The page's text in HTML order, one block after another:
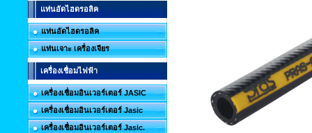
แท่นอัดไฮดรอลิค
แท่นอัดไฮดรอลิค
แท่นเจาะ เครื่องเจียร
เครื่องเชื่อมไฟฟ้า
เครื่องเชื่อมอินเวอร์เตอร์ JASIC
เครื่องเชื่อมอินเวอร์เตอร์ Jasic
เครื่องเชื่อมอินเวอร์เตอร์ Jasic.